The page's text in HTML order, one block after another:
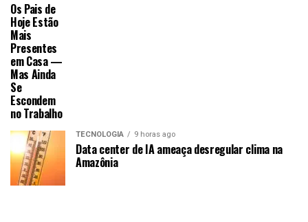
Os Pais de
Hoje Estão
Mais
Presentes
em Casa —
Mas Ainda
Se
Escondem
no Trabalho
TECNOLOGIA 9 horas ago
Data center de IA ameaça desregular clima na
Amazônia